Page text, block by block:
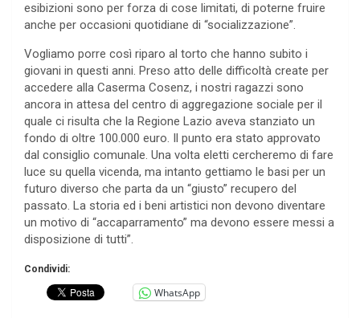
esibizioni sono per forza di cose limitati, di poterne fruire
anche per occasioni quotidiane di “socializzazione”.
Vogliamo porre così riparo al torto che hanno subito i
giovani in questi anni. Preso atto delle difficoltà create per
accedere alla Caserma Cosenz, i nostri ragazzi sono
ancora in attesa del centro di aggregazione sociale per il
quale ci risulta che la Regione Lazio aveva stanziato un
fondo di oltre 100.000 euro. Il punto era stato approvato
dal consiglio comunale. Una volta eletti cercheremo di fare
luce su quella vicenda, ma intanto gettiamo le basi per un
futuro diverso che parta da un “giusto” recupero del
passato. La storia ed i beni artistici non devono diventare
un motivo di “accaparramento” ma devono essere messi a
disposizione di tutti”.
Condividi:
WhatsApp